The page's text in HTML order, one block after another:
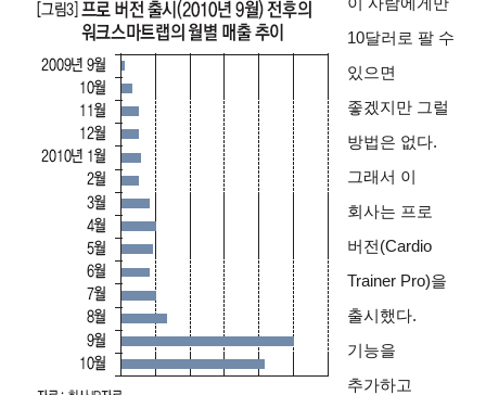
10달러로 팔 수
있으면
좋겠지만 그럴
방법은 없다.
그래서 이
회사는 프로
버전(Cardio
Trainer Pro)을
출시했다.
기능을
추가하고